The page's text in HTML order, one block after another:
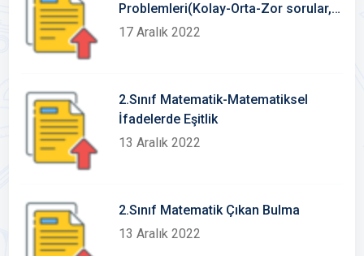
Problemleri(Kolay-Orta-Zor sorular,
Cevap Anahtarlı)
17 Aralık 2022
2.Sınıf Matematik-Matematiksel
İfadelerde Eşitlik
13 Aralık 2022
2.Sınıf Matematik Çıkan Bulma
13 Aralık 2022